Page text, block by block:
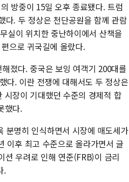
방중이 15일 오후 종료됐다. 트럼
다. 두 정상은 천단공원을 함께 관람
실이 위치한 중난하이에서 산책을
으로 귀국길에 올랐다.
졌다. 중국은 보잉 여객기 200대를
다. 이란 전쟁에 대해서도 두 정상은
장이 기대했던 수준의 경제적 합
했다.
분명히 인식하면서 시장에 매도세가
이후 최고 수준으로 올라가면서 글
우려로 인해 연준(FRB)이 금리
.